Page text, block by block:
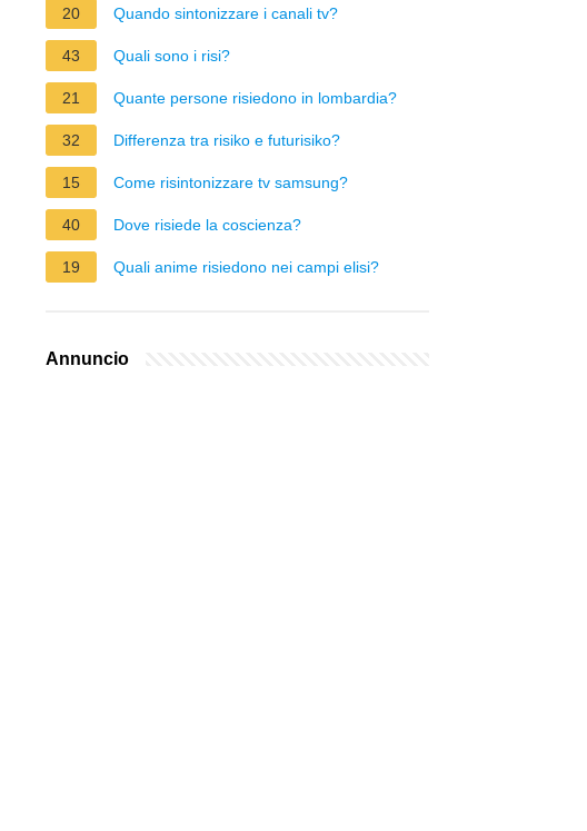
20 Quando sintonizzare i canali tv?
43 Quali sono i risi?
21 Quante persone risiedono in lombardia?
32 Differenza tra risiko e futurisiko?
15 Come risintonizzare tv samsung?
40 Dove risiede la coscienza?
19 Quali anime risiedono nei campi elisi?
Annuncio